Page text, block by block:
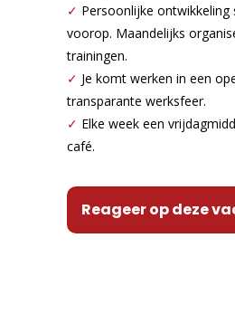
✓ Persoonlijke ontwikkeling
voorop. Maandelijks
trainingen.
✓ Je komt werken in een
transparante werksfeer.
✓ Elke week een
café.
Reageer op deze